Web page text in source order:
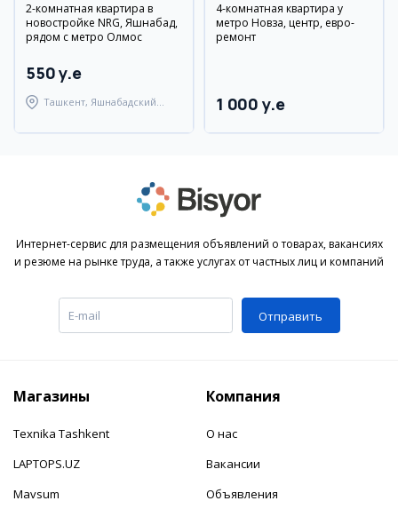
2-комнатная квартира в
новостройке NRG, Яшнабад,
рядом с метро Олмос
550 y.e
Ташкент, Яшнабадский
4-комнатная квартира у
метро Новза, центр, евро-
ремонт
1 000 y.e
Интернет-сервис для размещения объявлений о товарах, вакансиях
и резюме на рынке труда, а также услугах от частных лиц и компаний
Отправить
Магазины
Texnika Tashkent
LAPTOPS.UZ
Mavsum
Компания
О нас
Вакансии
Объявления